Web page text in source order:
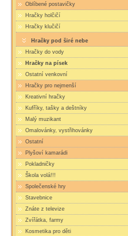
Oblíbené postavičky
Hračky holčičí
Hračky klučičí
Hračky pod širé nebe
Hračky do vody
Hračky na písek
Ostatní venkovní
Hračky pro nejmenší
Kreativní hračky
Kufříky, tašky a deštníky
Malý muzikant
Omalovánky, vystřihovánky
Ostatní
Plyšoví kamarádi
Pokladničky
Škola volá!!!
Společenské hry
Stavebnice
Znáte z televize
Zvířátka, farmy
Kosmetika pro děti